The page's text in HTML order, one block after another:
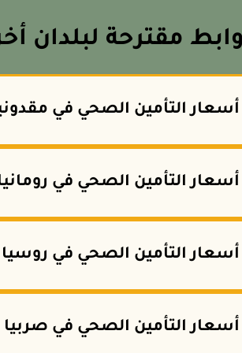
مقترحة لبلدان
التأمين الصحي في
التأمين الصحي في
التأمين الصحي في روسيا
التأمين الصحي في صربيا